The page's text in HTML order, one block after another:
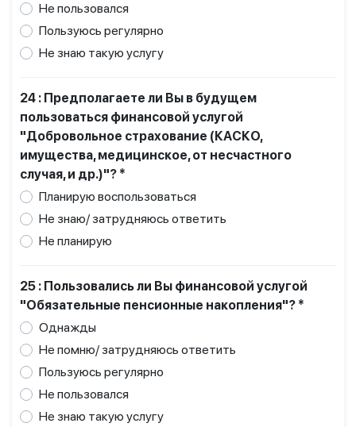
Не пользовался
Пользуюсь регулярно
Не знаю такую услугу
24 : Предполагаете ли Вы в будущем
пользоваться финансовой услугой
"Добровольное страхование (КАСКО,
имущества, медицинское, от несчастного
случая, и др.)"? *
Планирую воспользоваться
Не знаю/ затрудняюсь ответить
Не планирую
25 : Пользовались ли Вы финансовой услугой
"Обязательные пенсионные накопления"? *
Однажды
Не помню/ затрудняюсь ответить
Пользуюсь регулярно
Не пользовался
Не знаю такую услугу